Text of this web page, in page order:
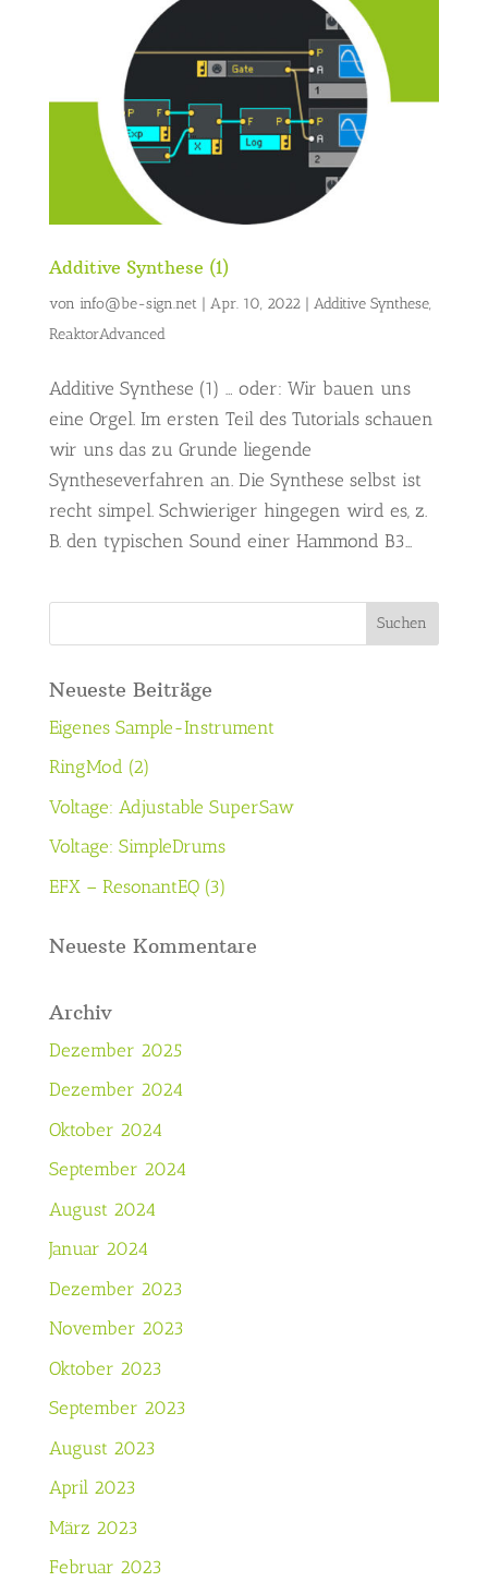
Additive Synthese (1)
von info@be-sign.net| Apr. 10, 2022| Additive Synthese,
ReaktorAdvanced
Additive Synthese (1) … oder: Wir bauen uns
eine Orgel. Im ersten Teil des Tutorials schauen
wir uns das zu Grunde liegende
Syntheseverfahren an. Die Synthese selbst ist
recht simpel. Schwieriger hingegen wird es, z.
B. den typischen Sound einer Hammond B3...
Neueste Beiträge
Eigenes Sample-Instrument
RingMod (2)
Voltage: Adjustable SuperSaw
Voltage: SimpleDrums
EFX – ResonantEQ (3)
Neueste Kommentare
Archiv
Dezember 2025
Dezember 2024
Oktober 2024
September 2024
August 2024
Januar 2024
Dezember 2023
November 2023
Oktober 2023
September 2023
August 2023
April 2023
März 2023
Februar 2023